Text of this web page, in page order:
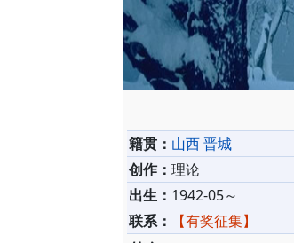
籍贯： 山西 晋城
创作： 理论
出生： 1942-05～
联系：
【有奖征集】